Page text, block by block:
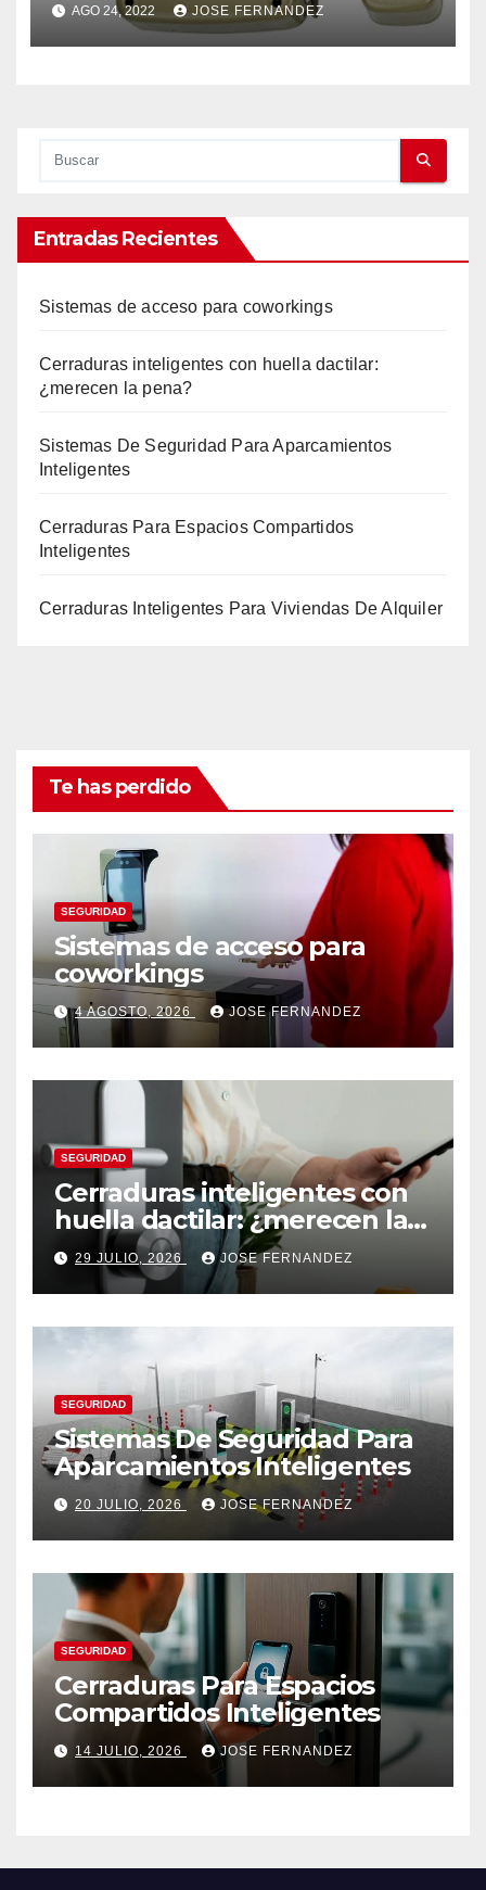
AGO 24, 2022 JOSE FERNANDEZ
Entradas Recientes
Sistemas de acceso para coworkings
Cerraduras inteligentes con huella dactilar:
¿merecen la pena?
Sistemas De Seguridad Para Aparcamientos
Inteligentes
Cerraduras Para Espacios Compartidos
Inteligentes
Cerraduras Inteligentes Para Viviendas De Alquiler
Te has perdido
SEGURIDAD
Sistemas de acceso para
coworkings
4 AGOSTO, 2026 JOSE FERNANDEZ
SEGURIDAD
Cerraduras inteligentes con
huella dactilar: ¿merecen la
pena?
29 JULIO, 2026 JOSE FERNANDEZ
SEGURIDAD
Sistemas De Seguridad Para
Aparcamientos Inteligentes
20 JULIO, 2026 JOSE FERNANDEZ
SEGURIDAD
Cerraduras Para Espacios
Compartidos Inteligentes
14 JULIO, 2026 JOSE FERNANDEZ